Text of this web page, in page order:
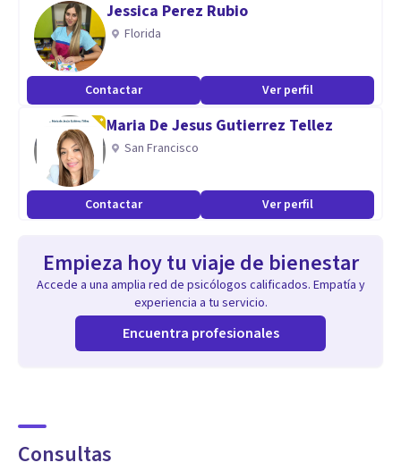
una buena relación con nosotros mismos.
Jessica Perez Rubio
Florida
Contactar Ver perfil
Maria De Jesus Gutierrez Tellez
San Francisco
Contactar Ver perfil
Empieza hoy tu viaje de bienestar
Accede a una amplia red de psicólogos calificados. Empatía y
experiencia a tu servicio.
Encuentra profesionales
Consultas